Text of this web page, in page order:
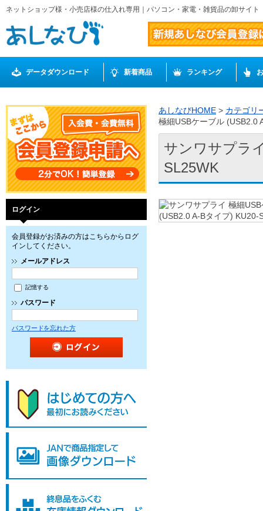
ネットショップ様・小売店様の仕入れ専用｜パソコン・家電・雑貨品の卸サイ
データダウンロード 新着商品 ランキング
ログイン
会員登録がお済みの方はこちらからログ
インしてください。
メールアドレス
記憶する
パスワード
パスワードを忘れた方
あしなびHOME > カテゴリ
極細USBケーブル (USB2.0
サンワサプラ
SL25WK